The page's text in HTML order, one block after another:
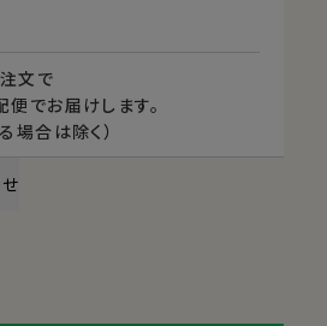
文で
便 でお届けします。
場合は除く）